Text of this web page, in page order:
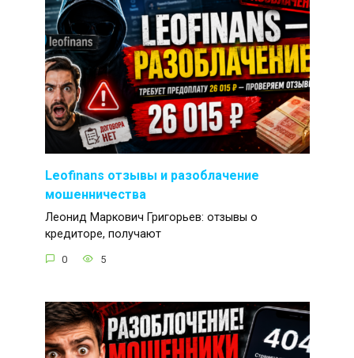
Leofinans отзывы и разоблачение
мошенничества
Леонид Маркович Григорьев: отзывы о
кредиторе, получают
0 5